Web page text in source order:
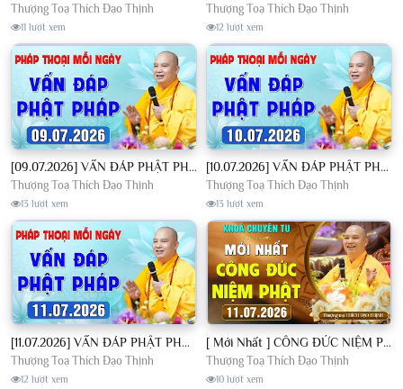
Thượng Toạ Thích Đạo Thịnh
11 lượt xem
Thượng Toạ Thích Đạo Thịnh
12 lượt xem
[09.07.2026] VẤN ĐÁP PHẬT PHÁP - Nghe Thầy giảng Pháp mỗi ngày CÔNG ĐỨC VÔ LƯỢNG│TT. Thích Đạo Thịnh
Thượng Toạ Thích Đạo Thịnh
13 lượt xem
[10.07.2026] VẤN ĐÁP PHẬT PHÁP - Nghe Thầy giảng Pháp mỗi ngày CÔNG ĐỨC VÔ LƯỢNG│TT. Thích Đạo Thịnh
Thượng Toạ Thích Đạo Thịnh
13 lượt xem
[11.07.2026] VẤN ĐÁP PHẬT PHÁP - Nghe Thầy giảng Pháp mỗi ngày CÔNG ĐỨC VÔ LƯỢNG│TT. Thích Đạo Thịnh
Thượng Toạ Thích Đạo Thịnh
12 lượt xem
[ Mới Nhất ] CÔNG ĐỨC NIỆM PHẬT - Khoá Chuyên Tu Chùa Khai Nguyên 11/07/2026 | TT. Thích Đạo Thịnh
Thượng Toạ Thích Đạo Thịnh
10 lượt xem